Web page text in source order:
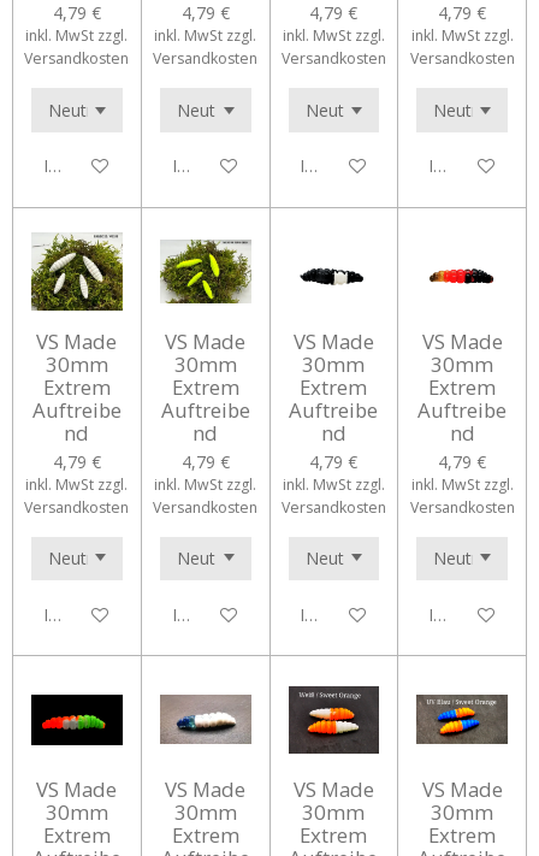
4,79 €
inkl. MwSt zzgl.
Versandkosten
In den Warenkorb
4,79 €
inkl. MwSt zzgl.
Versandkosten
In den Warenkorb
4,79 €
inkl. MwSt zzgl.
Versandkosten
In den Warenkorb
4,79 €
inkl. MwSt zzgl.
Versandkosten
In den
VS Made
30mm
Extrem
Auftreibe
nd
4,79 €
inkl. MwSt zzgl.
Versandkosten
In den Warenkorb
VS Made
30mm
Extrem
Auftreibe
nd
4,79 €
inkl. MwSt zzgl.
Versandkosten
In den Warenkorb
VS Made
30mm
Extrem
Auftreibe
nd
4,79 €
inkl. MwSt zzgl.
Versandkosten
In den Warenkorb
VS Made
30mm
Extrem
Auftreibe
nd
4,79 €
inkl. MwSt zzgl.
Versandkosten
In den
VS Made
30mm
Extrem
VS Made
30mm
Extrem
VS Made
30mm
Extrem
VS Made
30mm
Extrem